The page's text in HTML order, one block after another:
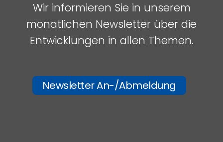
Wir informieren Sie in unserem
monatlichen Newsletter über die
Entwicklungen in allen Themen.
Newsletter An-/Abmeldung